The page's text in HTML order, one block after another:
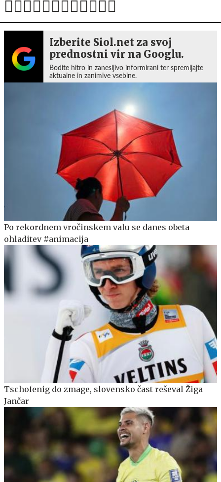
Izberite Siol.net za svoj
prednostni vir na Googlu.
Bodite hitro in zanesljivo informirani ter spremljajte
aktualne in zanimive vsebine.
Po rekordnem vročinskem valu se danes obeta
ohladitev #animacija
Tschofenig do zmage, slovensko čast reševal Žiga
Jančar